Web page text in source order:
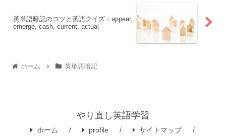
英単語暗記のコツと英語クイズ：appear,
emerge, cash, current, actual
ホーム 英単語暗記
やり直し英語学習
ホーム profile サイトマップ